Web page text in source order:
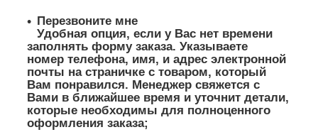
Перезвоните мне
Удобная опция, если у Вас нет времени
заполнять форму заказа. Указываете
номер телефона, имя, и адрес электронной
почты на страничке с товаром, который
Вам понравился. Менеджер свяжется с
Вами в ближайшее время и уточнит детали,
которые необходимы для полноценного
оформления заказа;